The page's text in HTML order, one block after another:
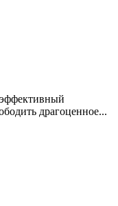
драгоценное...